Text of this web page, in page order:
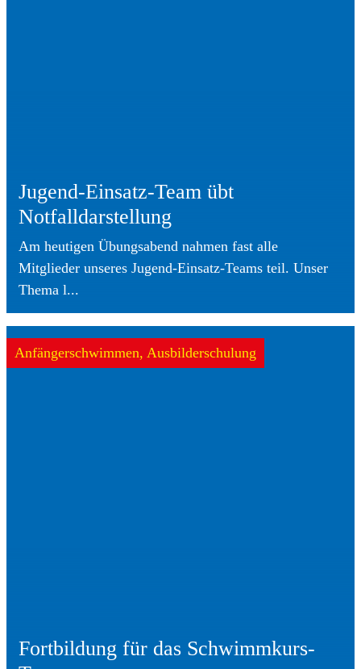
Jugend-Einsatz-Team übt
Notfalldarstellung
Am heutigen Übungsabend nahmen fast alle
Mitglieder unseres Jugend-Einsatz-Teams teil. Unser
Thema l...
Anfängerschwimmen, Ausbilderschulung
Fortbildung für das Schwimmkurs-